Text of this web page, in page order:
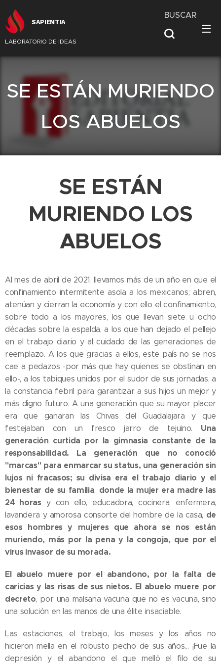
SAPIENTIA
LABORATORIO DE IDEAS
BUSCAR
SE ESTÁN MURIENDO
LOS ABUELOS
SE ESTÁN
MURIENDO LOS
ABUELOS
Al mes de abril de 2021, llevamos más de un año en que el
confinamiento intermitente asola a los mexicanos; abren,
atenúan y cierran la economía y con ello el confinamiento,
sobre todo a los mayores, los que llevan siete u ocho
décadas sobre la espalda, a los que han dejado el pellejo
en el trabajo diario y al cuidado de las generaciones de
reemplazo. A los que gracias a ellos, este país no se nos
cae a pedazos -por más que hay quienes se obstinan en
ello-, a los tabiques unidos por el sudor de sus jornadas, a
la constancia febril para garantizar a sus hijos un mejor y
más digno futuro. A una generación que su mayor placer
era que ganaran las Chivas del Guadalajara y que
festejaban con un fresco jarro de tejuino. Una
generación curtida por la gimnasia constante de la
responsabilidad. La generación que no conoció
"marcas" para enmarcar su status, una generación sin
lujos ni fracasos; su divisa era el trabajo diario y el
bienestar de su familia, donde la mujer era madre las
24 horasy con ello, educadora, cocinera, enfermera,
lavandera y amorosa consorte del hombre de la casa, de
esos hombres y mujeres que ahora se nos están
muriendo, más por la pena y la congoja, que por el
virus invasor de su morada.
El abuelo muere por el abandono, por la falta de
caricias y las risas de sus nietos. El abuelo muere por
decreto, por una malsana vacuna que no es vacuna, sino
una solución en las manos de una élite insaciable.
Las estaciones, el trabajo, los meses y los años no
hicieron mella en el robusto pecho de sus años... ¡Fue la
depresión y el abandono el que melló el filo de su